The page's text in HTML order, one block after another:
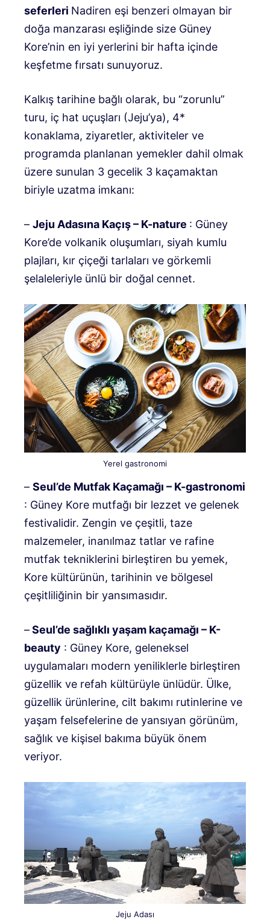
seferleri Nadiren eşi benzeri olmayan bir
doğa manzarası eşliğinde size Güney
Kore’nin en iyi yerlerini bir hafta içinde
keşfetme fırsatı sunuyoruz.
Kalkış tarihine bağlı olarak, bu “zorunlu”
turu, iç hat uçuşları (Jeju’ya), 4*
konaklama, ziyaretler, aktiviteler ve
programda planlanan yemekler dahil olmak
üzere sunulan 3 gecelik 3 kaçamaktan
biriyle uzatma imkanı:
– Jeju Adasına Kaçış – K-nature : Güney
Kore’de volkanik oluşumları, siyah kumlu
plajları, kır çiçeği tarlaları ve görkemli
şelaleleriyle ünlü bir doğal cennet.
Yerel gastronomi
– Seul’de Mutfak Kaçamağı – K-gastronomi
: Güney Kore mutfağı bir lezzet ve gelenek
festivalidir. Zengin ve çeşitli, taze
malzemeler, inanılmaz tatlar ve rafine
mutfak tekniklerini birleştiren bu yemek,
Kore kültürünün, tarihinin ve bölgesel
çeşitliliğinin bir yansımasıdır.
–Seul’de sağlıklı yaşam kaçamağı – K-
beauty : Güney Kore, geleneksel
uygulamaları modern yeniliklerle birleştiren
güzellik ve refah kültürüyle ünlüdür. Ülke,
güzellik ürünlerine, cilt bakımı rutinlerine ve
yaşam felsefelerine de yansıyan görünüm,
sağlık ve kişisel bakıma büyük önem
veriyor.
Jeju Adası